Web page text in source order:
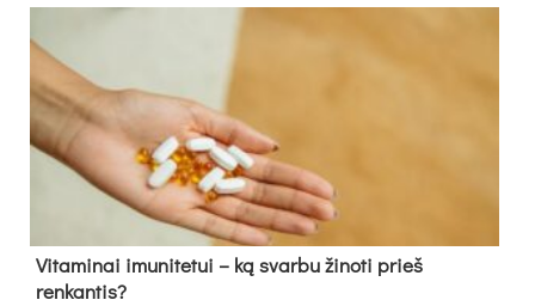
Vitaminai imunitetui – ką svarbu žinoti prieš
renkantis?